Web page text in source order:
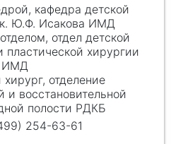
кафедра детской
Ю.Ф. Исакова ИМД
отдел детской
пластической хирургии
ИМД
отделение
и восстановительной
полости РДКБ
254-63-61